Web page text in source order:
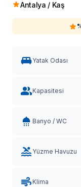
Antalya / Kaş
Yatak Odası
Kapasitesi
Banyo / WC
Yüzme Havuzu
Klima